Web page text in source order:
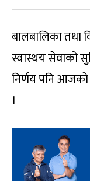
बालबालिका तथा
स्वास्थय सेवाको
निर्णय पनि
।